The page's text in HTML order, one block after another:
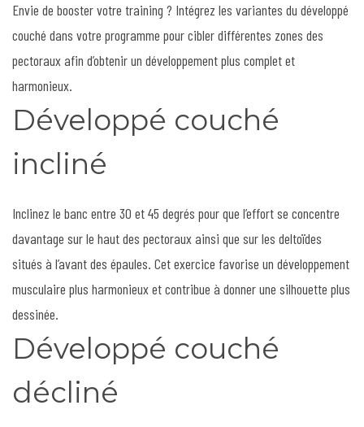
Envie de booster votre training ? Intégrez les variantes du développé
couché dans votre programme pour cibler différentes zones des
pectoraux afin d’obtenir un développement plus complet et
harmonieux.
Développé couché
incliné
Inclinez le banc entre 30 et 45 degrés pour que l’effort se concentre
davantage sur le haut des pectoraux ainsi que sur les deltoïdes
situés à l’avant des épaules. Cet exercice favorise un développement
musculaire plus harmonieux et contribue à donner une silhouette plus
dessinée.
Développé couché
décliné